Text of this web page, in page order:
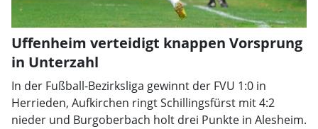
Uffenheim verteidigt knappen Vorsprung
in Unterzahl
In der Fußball-Bezirksliga gewinnt der FVU 1:0 in
Herrieden, Aufkirchen ringt Schillingsfürst mit 4:2
nieder und Burgoberbach holt drei Punkte in Alesheim.